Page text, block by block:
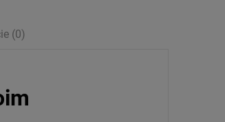
(0)